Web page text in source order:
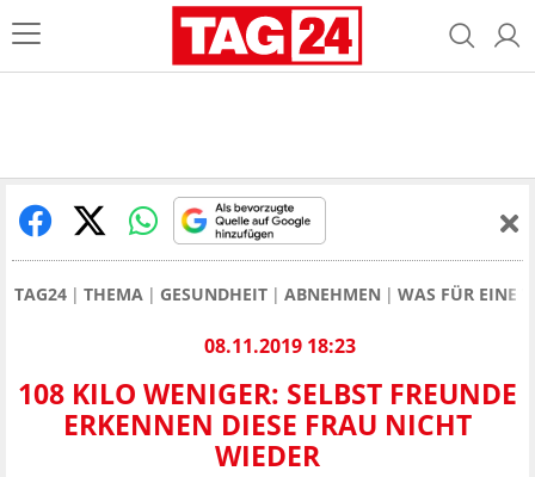
TAG24 THEMA GESUNDHEIT ABNEHMEN WAS FÜR EINE
08.11.2019 18:23
108 KILO WENIGER: SELBST FREUNDE
ERKENNEN DIESE FRAU NICHT
WIEDER